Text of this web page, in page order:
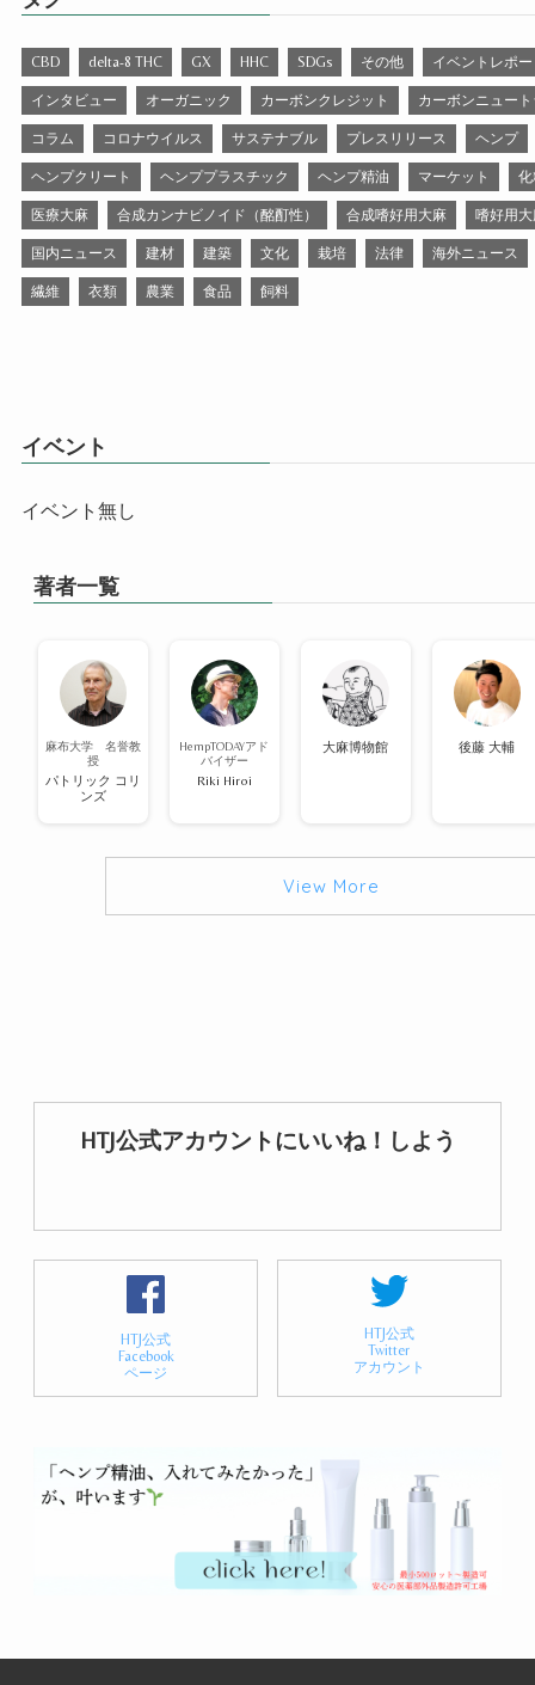
CBD delta-8 THC GX HHC SDGs その他 イベントレポ
インタビュー オーガニック カーボンクレジット カーボンニュー
コラム コロナウイルス サステナブル プレスリリース ヘンプ
ヘンプクリート ヘンププラスチック ヘンプ精油 マーケット
医療大麻 合成カンナビノイド（酩酊性） 合成嗜好用大麻 嗜好用
国内ニュース 建材 建築 文化 栽培 法律 海外ニュース
繊維 衣類 農業 食品 飼料
イベント
イベント無し
著者一覧
麻布大学 名誉教
授
パトリック コリ
ンズ
HempTODAYアド
バイザー
Riki Hiroi
大麻博物館 後藤 大輔
View More
HTJ公式アカウントにいいね！しよう
HTJ公式
Facebook
ページ
HTJ公式
Twitter
アカウント